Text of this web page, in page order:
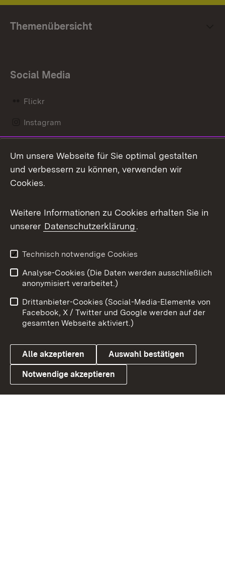
Themenübersicht
Social Media
Flickr
Instagram
Mastodon
Messenger
Social Wall
X / Twitter
Youtube
Link zum Landesportal
Benutzungshinweise
Barrierefreiheit
Datenschutz
Cookies
Um unsere Webseite für Sie optimal gestalten
und verbessern zu können, verwenden wir
Cookies.
Weitere Informationen zu Cookies erhalten Sie in
unserer Datenschutzerklärung.
Technisch notwendige Cookies
Analyse-Cookies (Die Daten werden ausschließlich
anonymisiert verarbeitet.)
Drittanbieter-Cookies (Social-Media-Elemente von
Facebook, X / Twitter und Google werden auf der
gesamten Webseite aktiviert.)
Alle akzeptieren Auswahl bestätigen
Notwendige akzeptieren